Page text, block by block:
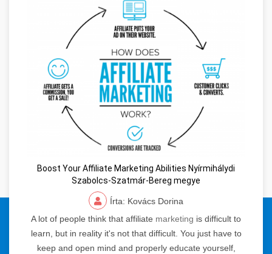
© 2024 Orvosi Keresőmarketing és Tartalomgyártás. Minden jog
Boost Your Affiliate Marketing Abilities Nyírmihálydi
Szabolcs-Szatmár-Bereg megye
Írta: Kovács Dorina
A lot of people think that affiliate marketing is difficult to
learn, but in reality it's not that difficult. You just have to
keep and open mind and properly educate yourself,